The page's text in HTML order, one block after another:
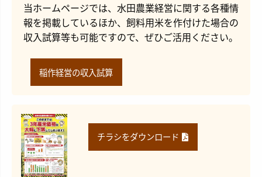
当ホームページでは、水田農業経営に関する各種情
報を掲載しているほか、飼料用米を作付けた場合の
収入試算等も可能ですので、ぜひご活用ください。
稲作経営の収入試算
チラシをダウンロード